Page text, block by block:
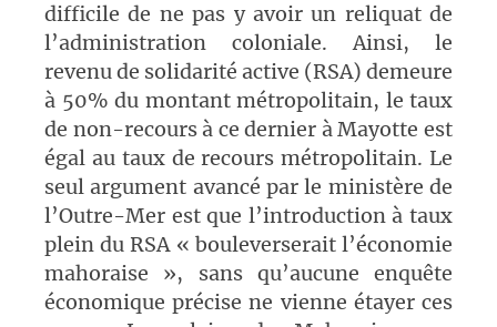
difficile de ne pas y avoir un reliquat de
l’administration coloniale. Ainsi, le
revenu de solidarité active (RSA) demeure
à 50% du montant métropolitain, le taux
de non-recours à ce dernier à Mayotte est
égal au taux de recours métropolitain. Le
seul argument avancé par le ministère de
l’Outre-Mer est que l’introduction à taux
plein du RSA « bouleverserait l’économie
mahoraise », sans qu’aucune enquête
économique précise ne vienne étayer ces